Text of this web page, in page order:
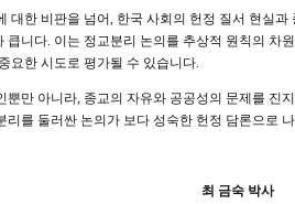
대한 비판을 넘어, 한국 사회의 헌정 질서 현실
큽니다. 이는 정교분리 논의를 추상적 원칙의 차
요한 시도로 평가될 수 있습니다.
뿐만 아니라, 종교의 자유와 공공성의 문제를 진
리를 둘러싼 논의가 보다 성숙한 헌정 담론으로
최 금숙 박사